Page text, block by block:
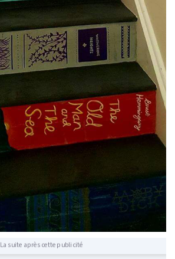
La suite après cette publicité